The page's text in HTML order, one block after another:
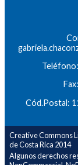
Cód.Postal:
Creative Commons
de Costa Rica 2014
Algunos derechos